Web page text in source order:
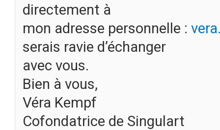
directement à
mon adresse personnelle :
serais ravie d’échanger
avec vous.
Bien à vous,
Véra Kempf
Cofondatrice de Singulart